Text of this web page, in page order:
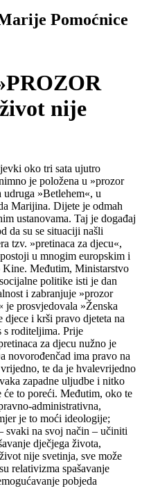
Pomoćnice
nije
oko tri sata ujutro
je položena u »prozor
»Betlehem«, u
Marijina. Dijete je odmah
ustanovama. Taj je događaj
da su se situaciji našli
tzv. »pretinaca za djecu«,
u mnogim europskim i
Kine. Međutim, Ministarstvo
politike isti je dan
i zabranjuje »prozor
je prosvjedovala »Ženska
djece i krši pravo djeteta na
s roditeljima. Prije
za djecu nužno je
novorođenčad ima pravo na
te da je hvalevrijedno
zapadne uljudbe i nitko
će to poreći. Međutim, oko te
administrativna,
je to moći ideologije;
svaki na svoj način – učiniti
dječjega života,
nije svetinja, sve može
relativizma spašavanje
pobjeda